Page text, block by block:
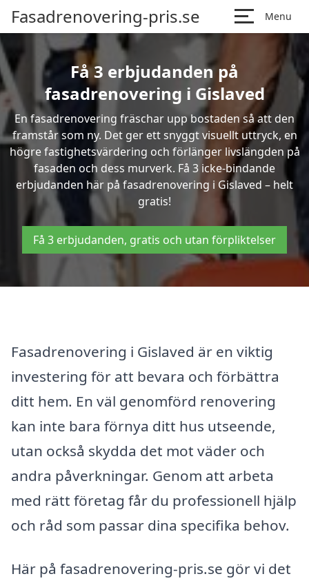
Fasadrenovering-pris.se Menu
Få 3 erbjudanden på
fasadrenovering i Gislaved
En fasadrenovering fräschar upp bostaden så att den
framstår som ny. Det ger ett snyggt visuellt uttryck, en
högre fastighetsvärdering och förlänger livslängden på
fasaden och dess murverk. Få 3 icke-bindande
erbjudanden här på fasadrenovering i Gislaved – helt
gratis!
Få 3 erbjudanden, gratis och utan förpliktelser
Fasadrenovering i Gislaved är en viktig
investering för att bevara och förbättra
ditt hem. En väl genomförd renovering
kan inte bara förnya ditt hus utseende,
utan också skydda det mot väder och
andra påverkningar. Genom att arbeta
med rätt företag får du professionell hjälp
och råd som passar dina specifika behov.
Här på fasadrenovering-pris.se gör vi det